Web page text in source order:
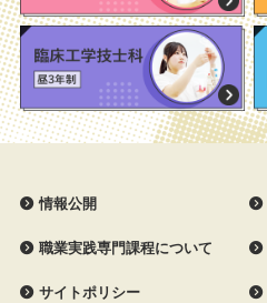
情報公開
職業実践専門課程について
サイトポリシー